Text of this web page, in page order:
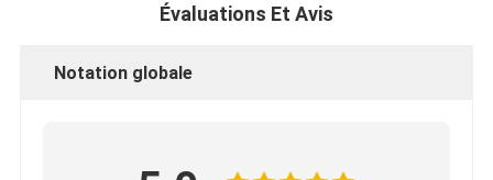
Évaluations Et Avis
Notation globale